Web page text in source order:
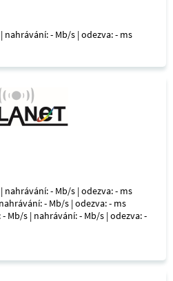
nahrávání: - Mb/s | odezva: - ms
nahrávání: - Mb/s | odezva: - ms
- Mb/s | odezva: - ms
Mb/s | nahrávání: - Mb/s | odezva: -